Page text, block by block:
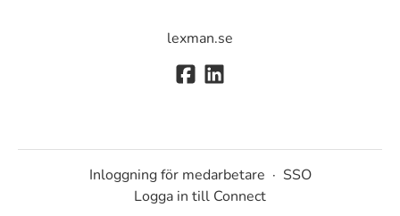
lexman.se
Inloggning för medarbetare · SSO
Logga in till Connect